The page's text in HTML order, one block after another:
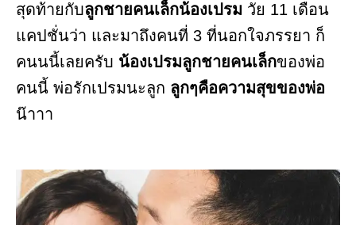
สุดท้ายกับลูกชายคนเล็กน้องเปรม วัย 11 เดือน
แคปชั่นว่า และมาถึงคนที่ 3 ที่นอกใจภรรยา ก็
คนนนี้เลยครับ น้องเปรมลูกชายคนเล็กของพ่อ
คนนี้ พ่อรักเปรมนะลูก ลูกๆคือความสุขของพ่อ
น๊าาา